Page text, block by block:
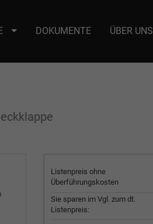
DOKUMENTE ÜBER UNS
Listenpreis ohne
Überführungskosten
Sie sparen im Vgl. zum dt.
Listenpreis: